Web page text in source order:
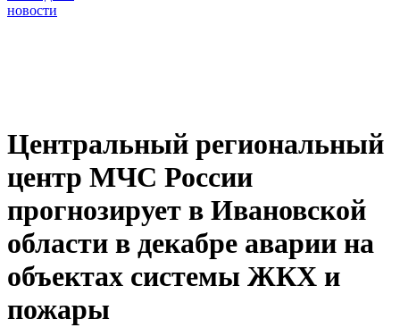
новости
Центральный региональный
центр МЧС России
прогнозирует в Ивановской
области в декабре аварии на
объектах системы ЖКХ и
пожары